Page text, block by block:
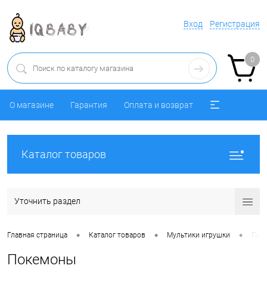
Вход Регистрация
0
О магазине Гарантия Оплата и возврат
Каталог товаров
Уточнить раздел
Главная страница • Каталог товаров • Мультики игрушки •
Покемоны